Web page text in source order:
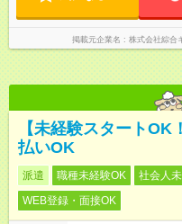
掲載元企業名 株式会社綜合
【未経験スタートOK
払いOK
派遣 職種未経験OK 社会人
WEB登録・面接OK